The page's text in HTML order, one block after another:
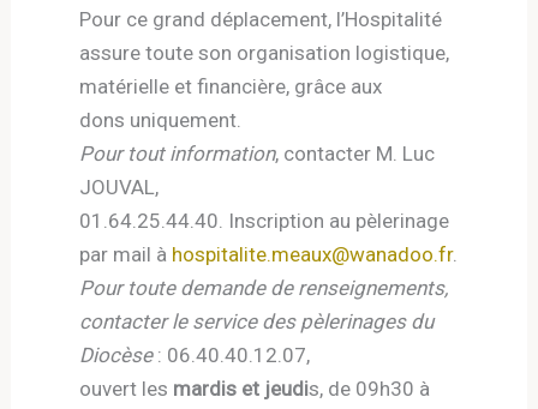
Pour ce grand déplacement, l’Hospitalité
assure toute son organisation logistique,
matérielle et financière, grâce aux
dons uniquement.
Pour tout information, contacter M. Luc
JOUVAL,
01.64.25.44.40. Inscription au pèlerinage
par mail à hospitalite.meaux@wanadoo.fr.
Pour toute demande de renseignements,
contacter le service des pèlerinages du
Diocèse: 06.40.40.12.07,
ouvert les mardis et jeudis, de 09h30 à